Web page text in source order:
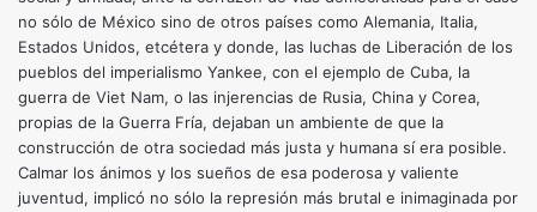
no sólo de México sino de otros países como Alemania, Italia,
Estados Unidos, etcétera y donde, las luchas de Liberación de los
pueblos del imperialismo Yankee, con el ejemplo de Cuba, la
guerra de Viet Nam, o las injerencias de Rusia, China y Corea,
propias de la Guerra Fría, dejaban un ambiente de que la
construcción de otra sociedad más justa y humana sí era posible.
Calmar los ánimos y los sueños de esa poderosa y valiente
juventud, implicó no sólo la represión más brutal e inimaginada por